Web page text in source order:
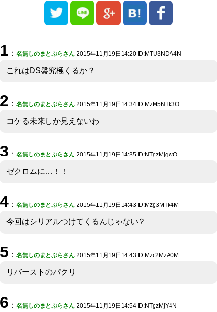
1 ： 名無しのまとぷらさん 2015年11月19日14:20 ID:MTU3NDA4N
これはDS盤究極くるか？
2 ： 名無しのまとぷらさん 2015年11月19日14:34 ID:MzM5NTk3O
コケる未来しか見えないわ
3 ： 名無しのまとぷらさん 2015年11月19日14:35 ID:NTgzMjgwO
ゼクロムに…！！
4 ： 名無しのまとぷらさん 2015年11月19日14:43 ID:Mzg3MTk4M
今回はシリアルつけてくるんじゃない？
5 ： 名無しのまとぷらさん 2015年11月19日14:43 ID:Mzc2MzA0M
リバーストのパクリ
6 ： 名無しのまとぷらさん 2015年11月19日14:54 ID:NTgzMjY4N